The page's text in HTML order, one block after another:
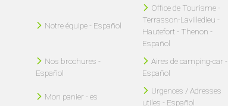
Notre équipe - Español
Office de Tourisme -
Terrasson-Lavilledieu -
Hautefort - Thenon -
Español
Nos brochures -
Español
Aires de camping-car -
Español
Mon panier - es
Urgences / Adresses
utiles - Español